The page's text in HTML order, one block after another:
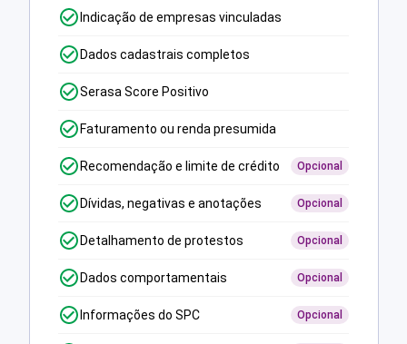
Indicação de empresas vinculadas
Dados cadastrais completos
Serasa Score Positivo
Faturamento ou renda presumida
Recomendação e limite de crédito Opcional
Dívidas, negativas e anotações Opcional
Detalhamento de protestos Opcional
Dados comportamentais Opcional
Informações do SPC Opcional